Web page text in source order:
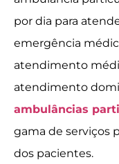
por dia para
emergência
atendimento
atendimento
ambulâncias
gama de serviços
dos pacientes.